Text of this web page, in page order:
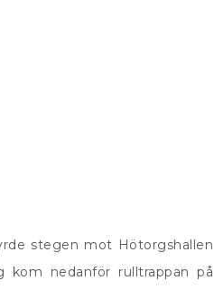
stegen mot Hötorgshallen
nedanför rulltrappan på